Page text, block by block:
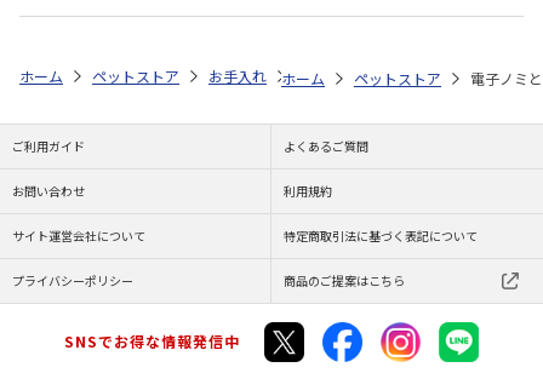
ホーム ペットストア お手入れ 虫よけ（猫用） 電子ノミとりホ
ホーム ペットストア 電子ノミ
ご利用ガイド よくあるご質問
お問い合わせ 利用規約
サイト運営会社について 特定商取引法に基づく表記について
プライバシーポリシー 商品のご提案はこちら
SNSでお得な情報発信中